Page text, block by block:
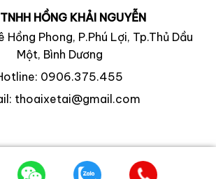
HỒNG KHẢI NGUYỄN
Hồng Phong, P.Phú Lợi, Tp.Thủ Dầu
Một, Bình Dương
0906.375.455
thoaixetai@gmail.com